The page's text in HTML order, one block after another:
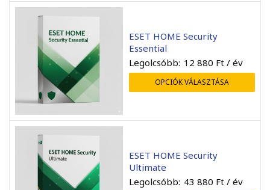
ESET HOME Security
Essential
Legolcsóbb: 12 880 Ft / év
OPCIÓK VÁLASZTÁSA
ESET HOME Security
Ultimate
Legolcsóbb: 43 880 Ft / év
ment minden, a
sikeres volt.
már használatba sikerült
venni.